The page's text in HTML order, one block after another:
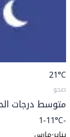
21°C
صحو
متوسط درجات
-1-11°C